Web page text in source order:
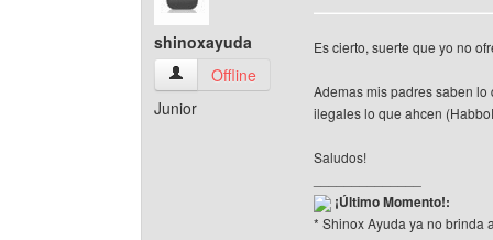
shinoxayuda
shinoxayuda Ver perfil del usuario
Offline
Junior
Es cierto, suerte que yo no
Ademas mis padres saben
ilegales lo que ahcen
Saludos!
¡Último Momento!:
* Shinox Ayuda ya no brinda